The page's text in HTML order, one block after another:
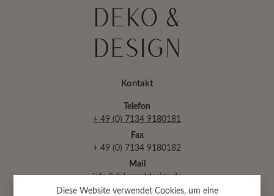
Kontakt
Telefon
+ 49 (0) 7134 9180181
Fax
+ 49 (0) 7134 9180182
Mail
info@dekoanddesign.de
Diese Website verwendet Cookies, um eine